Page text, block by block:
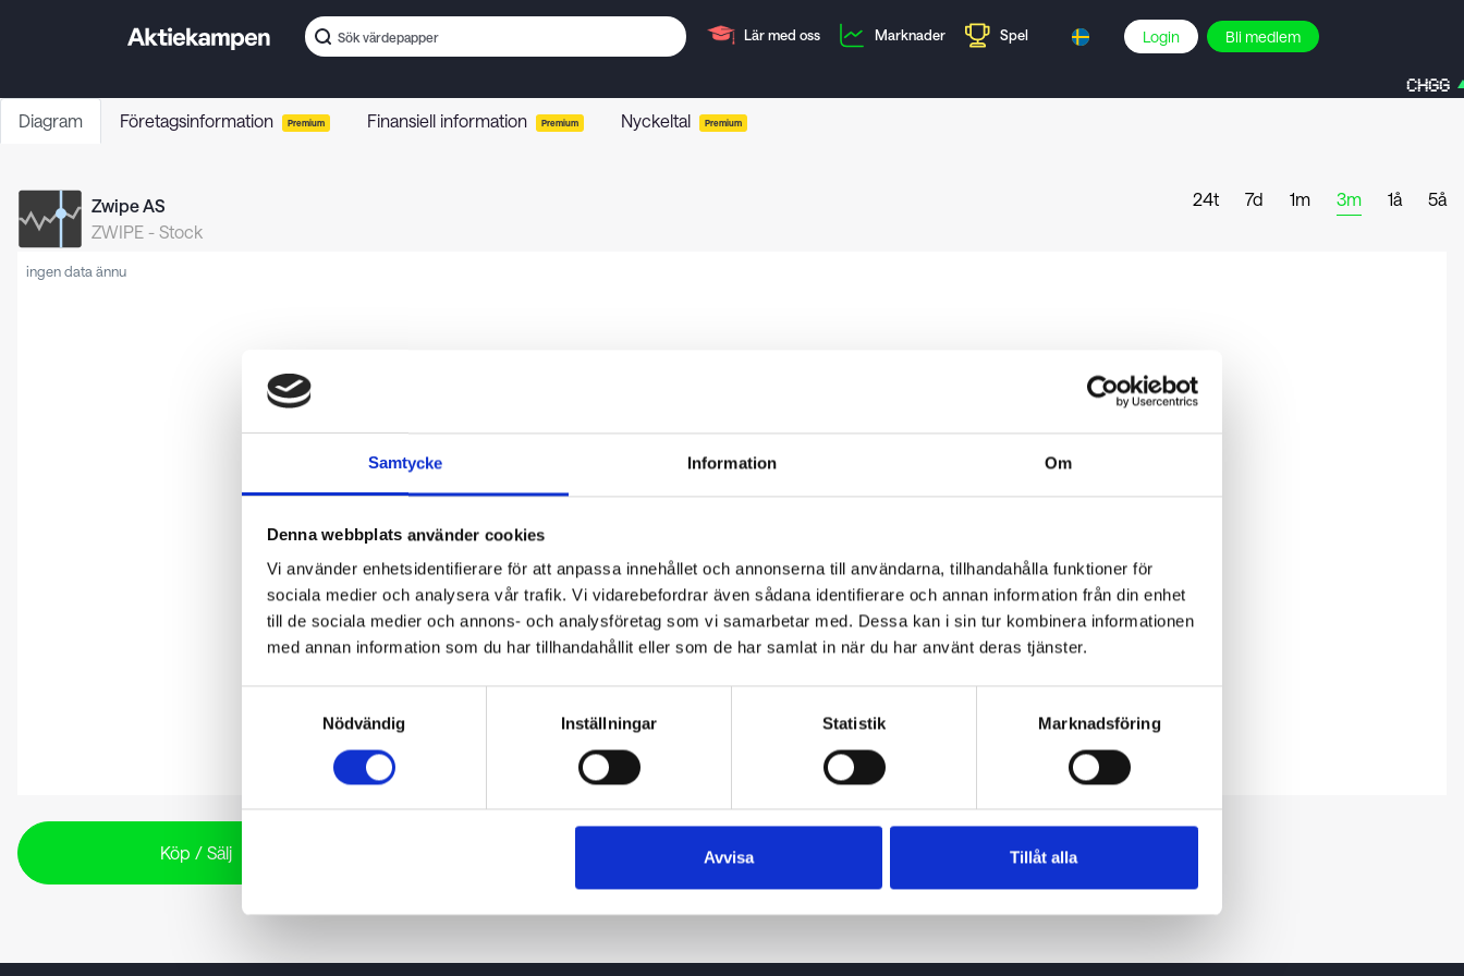
Samtycke Information Om
Denna webbplats använder cookies
Vi använder enhetsidentifierare för att anpassa innehållet och annonserna till användarna, tillhandahålla funktioner för
sociala medier och analysera vår trafik. Vi vidarebefordrar även sådana identifierare och annan information från din enhet
till de sociala medier och annons- och analysföretag som vi samarbetar med. Dessa kan i sin tur kombinera informationen
med annan information som du har tillhandahållit eller som de har samlat in när du har använt deras tjänster.
Nödvändig
Inställningar Statistik Marknadsföring
Avvisa Tillåt alla
Lär med oss Marknader Spel Login Bli medlem
CHGG
Diagram Företagsinformation Premium Finansiell information Premium Nyckeltal Premium
Zwipe AS
ZWIPE - Stock
24t 7d 1m 3m 1å 5å
ingen data ännu
Köp / Sälj